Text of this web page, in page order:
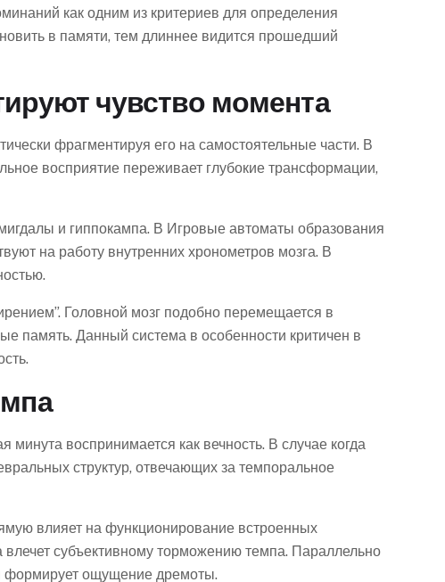
как одним из критериев для определения
в памяти, тем длиннее видится прошедший
чувство момента
фрагментируя его на самостоятельные части. В
восприятие переживает глубокие трансформации,
и гиппокампа. В Игровые автоматы образования
на работу внутренних хронометров мозга. В
Головной мозг подобно перемещается в
память. Данный система в особенности критичен в
воспринимается как вечность. В случае когда
структур, отвечающих за темпоральное
влияет на функционирование встроенных
субъективному торможению темпа. Параллельно
формирует ощущение дремоты.